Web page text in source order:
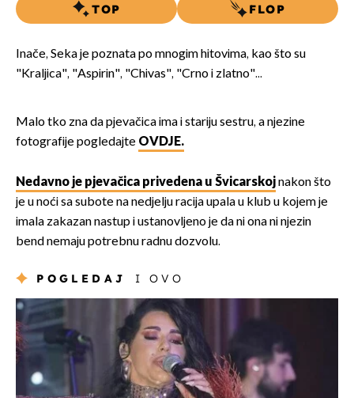
TOP FLOP
Inače, Seka je poznata po mnogim hitovima, kao što su
"Kraljica", "Aspirin", "Chivas", "Crno i zlatno"...
Malo tko zna da pjevačica ima i stariju sestru, a njezine
fotografije pogledajte OVDJE.
Nedavno je pjevačica privedena u Švicarskojnakon što
je u noći sa subote na nedjelju racija upala u klub u kojem je
imala zakazan nastup i ustanovljeno je da ni ona ni njezin
bend nemaju potrebnu radnu dozvolu.
POGLEDAJ I OVO